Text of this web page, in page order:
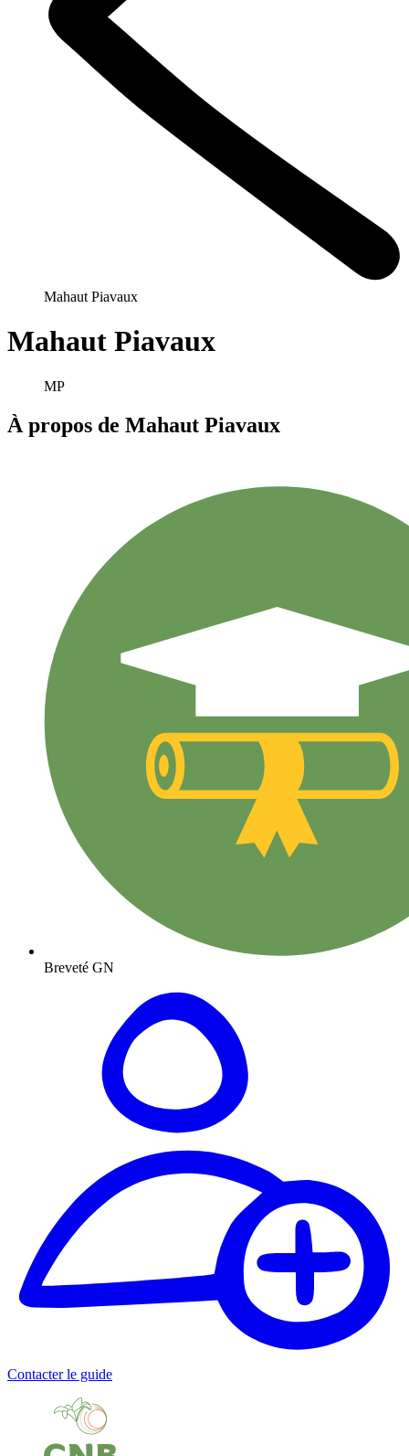
Mahaut Piavaux
Mahaut Piavaux
MP
À propos de Mahaut Piavaux
Breveté GN
Contacter le guide